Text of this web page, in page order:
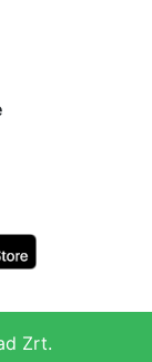
Zrt.